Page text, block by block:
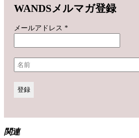
WANDSメルマガ登録
メールアドレス *
関連